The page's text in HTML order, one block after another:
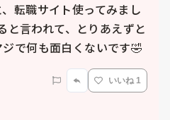
転職サイト使ってみまし
と言われて、とりあえずと
で何も面白くないです🤣
いいね 1